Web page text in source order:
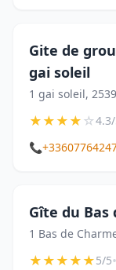
Gite de
gai soleil
1 gai soleil,
★★★★☆
📞
Gîte du Bas
1 Bas de
★★★★★5/5•